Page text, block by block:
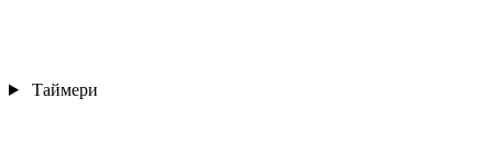
Таймери